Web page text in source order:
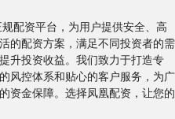
配资平台，为用户提供安全、高
的配资方案，满足不同投资者的需
升投资收益。我们致力于打造专
风控体系和贴心的客户服务，为广
资金保障。选择凤凰配资，让您的